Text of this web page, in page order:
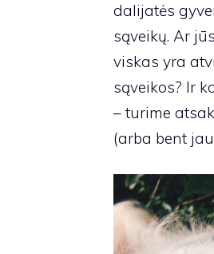
dalijatės
sąveikų. Ar
viskas yra
sąveikos? Ir
– turime
(arba bent